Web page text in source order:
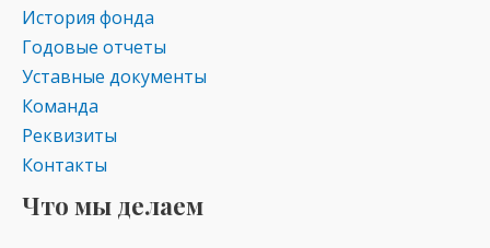
История фонда
Годовые отчеты
Уставные документы
Команда
Реквизиты
Контакты
Что мы делаем